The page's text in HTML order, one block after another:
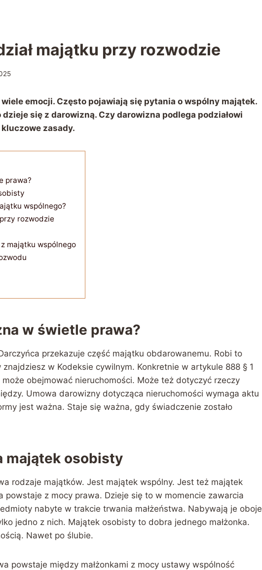
majątku przy rozwodzie
emocji. Często pojawiają się pytania o wspólny majątek.
się z darowizną. Czy darowizna podlega podziałowi
zasady.
prawa?
wspólnego?
rozwodzie
majątku wspólnego
w świetle prawa?
przekazuje część majątku obdarowanemu. Robi to
w Kodeksie cywilnym. Konkretnie w artykule 888 § 1
obejmować nieruchomości. Może też dotyczyć rzeczy
Umowa darowizny dotycząca nieruchomości wymaga aktu
jest ważna. Staje się ważna, gdy świadczenie zostało
majątek osobisty
rodzaje majątków. Jest majątek wspólny. Jest też majątek
powstaje z mocy prawa. Dzieje się to w momencie zawarcia
nabyte w trakcie trwania małżeństwa. Nabywają je oboje
jedno z nich. Majątek osobisty to dobra jednego małżonka.
Nawet po ślubie.
powstaje między małżonkami z mocy ustawy wspólność